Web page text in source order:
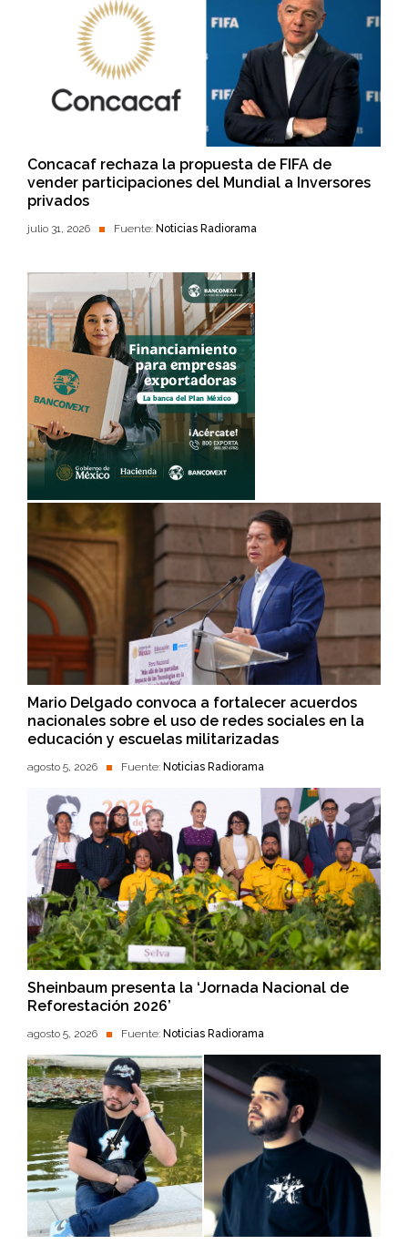
Concacaf rechaza la propuesta de FIFA de
vender participaciones del Mundial a Inversores
privados
julio 31, 2026 Fuente: Noticias Radiorama
Mario Delgado convoca a fortalecer acuerdos
nacionales sobre el uso de redes sociales en la
educación y escuelas militarizadas
agosto 5, 2026 Fuente: Noticias Radiorama
Sheinbaum presenta la ‘Jornada Nacional de
Reforestación 2026’
agosto 5, 2026 Fuente: Noticias Radiorama